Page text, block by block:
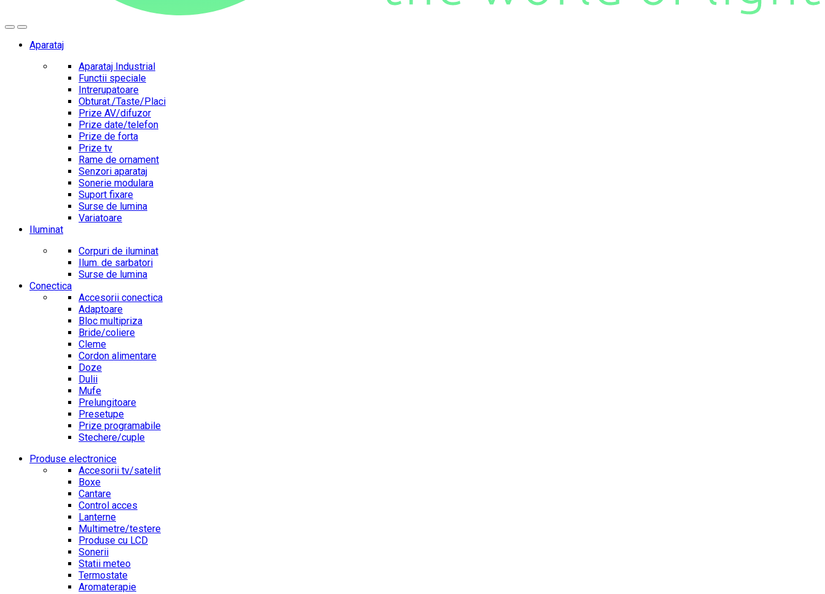
Aparataj
Aparataj Industrial
Functii speciale
Intrerupatoare
Obturat./Taste/Placi
Prize AV/difuzor
Prize date/telefon
Prize de forta
Prize tv
Rame de ornament
Senzori aparataj
Sonerie modulara
Suport fixare
Surse de lumina
Variatoare
Iluminat
Corpuri de iluminat
Ilum. de sarbatori
Surse de lumina
Conectica
Accesorii conectica
Adaptoare
Bloc multipriza
Bride/coliere
Cleme
Cordon alimentare
Doze
Dulii
Mufe
Prelungitoare
Presetupe
Prize programabile
Stechere/cuple
Produse electronice
Accesorii tv/satelit
Boxe
Cantare
Control acces
Lanterne
Multimetre/testere
Produse cu LCD
Sonerii
Statii meteo
Termostate
Aromaterapie